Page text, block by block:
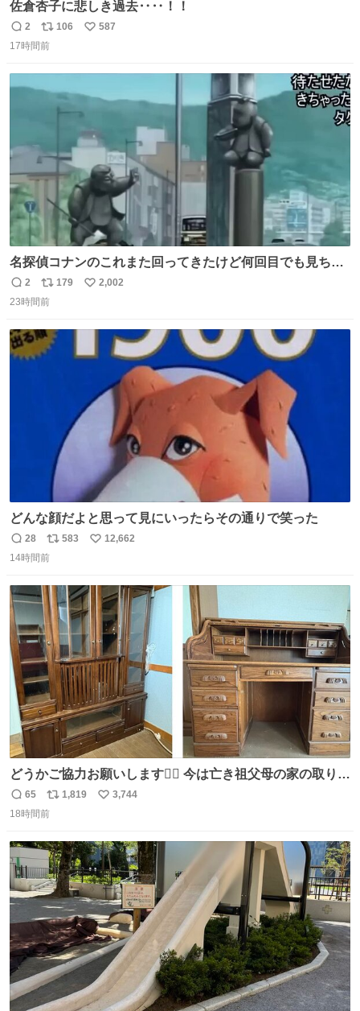
佐倉杏子に悲しき過去‥‥！！
返
信
2
リ
ポ
106
い
587
17時間前
名探偵コナンのこれまた回ってきたけど何回目でも見ちゃ
う魔力あるのよな
返
信
2
リ
ポ
ト
数
179
い
2,002
23時間前
どんな顔だよと思って見にいったらその通りで笑った
返
信
28
リ
ポ
ト
数
583
い
数
12,662
14時間前
どうかご協力お願いします🙇‍♂️ 今は亡き祖父母の家の取り壊
しが決まり、どうしても処分して欲しくない食器棚と机の
引き取り手を探しております この2つは私の祖母が当初一
さで亡くなりましたが、この家具達をとても大切にしてお
りました 続く↓
返
信
65
リ
ポ
ト
数
1,819
い
数
3,744
18時間前